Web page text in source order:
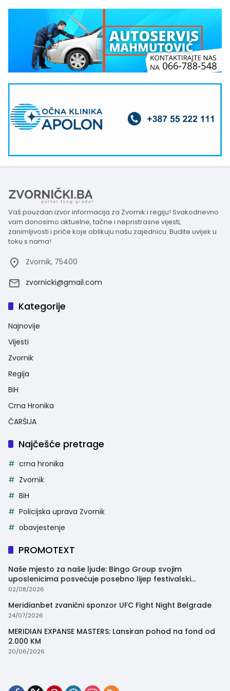
Vaš pouzdan izvor informacija za Zvornik i regiju! Svakodnevno
vam donosimo aktuelne, tačne i nepristrasne vijesti,
zanimljivosti i priče koje oblikuju našu zajednicu. Budite uvijek u
toku s nama!
Zvornik, 75400
zvornicki@gmail.com
Kategorije
Najnovije
Vijesti
Zvornik
Regija
BiH
Crna Hronika
ČARŠIJA
Najčešće pretrage
crna hronika
Zvornik
BiH
Policijska uprava Zvornik
obavjestenje
PROMOTEXT
Naše mjesto za naše ljude: Bingo Group svojim
uposlenicima posvećuje posebno lijep festivalski
trenutak
02/08/2026
Meridianbet zvanični sponzor UFC Fight Night Belgrade
24/07/2026
MERIDIAN EXPANSE MASTERS: Lansiran pohod na fond od
2.000 KM
20/06/2026